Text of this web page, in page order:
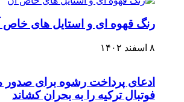
رنگ قهوه ای و استایل های خاص
۸ اسفند ۱۴۰۲
ادعای پرداخت رشوه برای صدور
فوتبال ترکیه را به بحران کشاند